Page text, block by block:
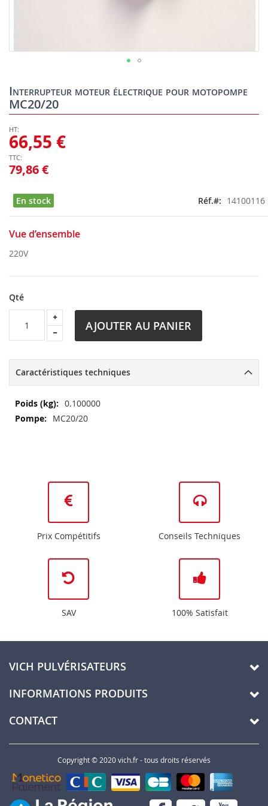
Interrupteur moteur électrique pour motopompe
MC20/20
79,86 €
66,55 €
En stock Réf. 14100116
Vue d’ensemble
220V
Qté
AJOUTER AU PANIER
to
the
beginning
the
images
gallery
Caractéristiques techniques
Plus
d’information
0.100000
MC20/20
Prix Compétitifs Conseils Techniques
SAV 100% Satisfait
VICH PULVÉRISATEURS
INFORMATIONS PRODUITS
CONTACT
Copyright © 2020 vich.fr - tous droits réservés